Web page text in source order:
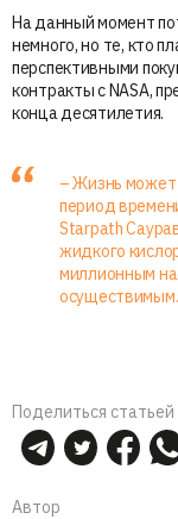
На данный момент
немного, но те, кто
перспективными
контракты с NASA,
конца десятилетия.
– Жизнь может
период
Starpath
жидкого
миллионным
осуществимым.
Поделиться статьей
Автор